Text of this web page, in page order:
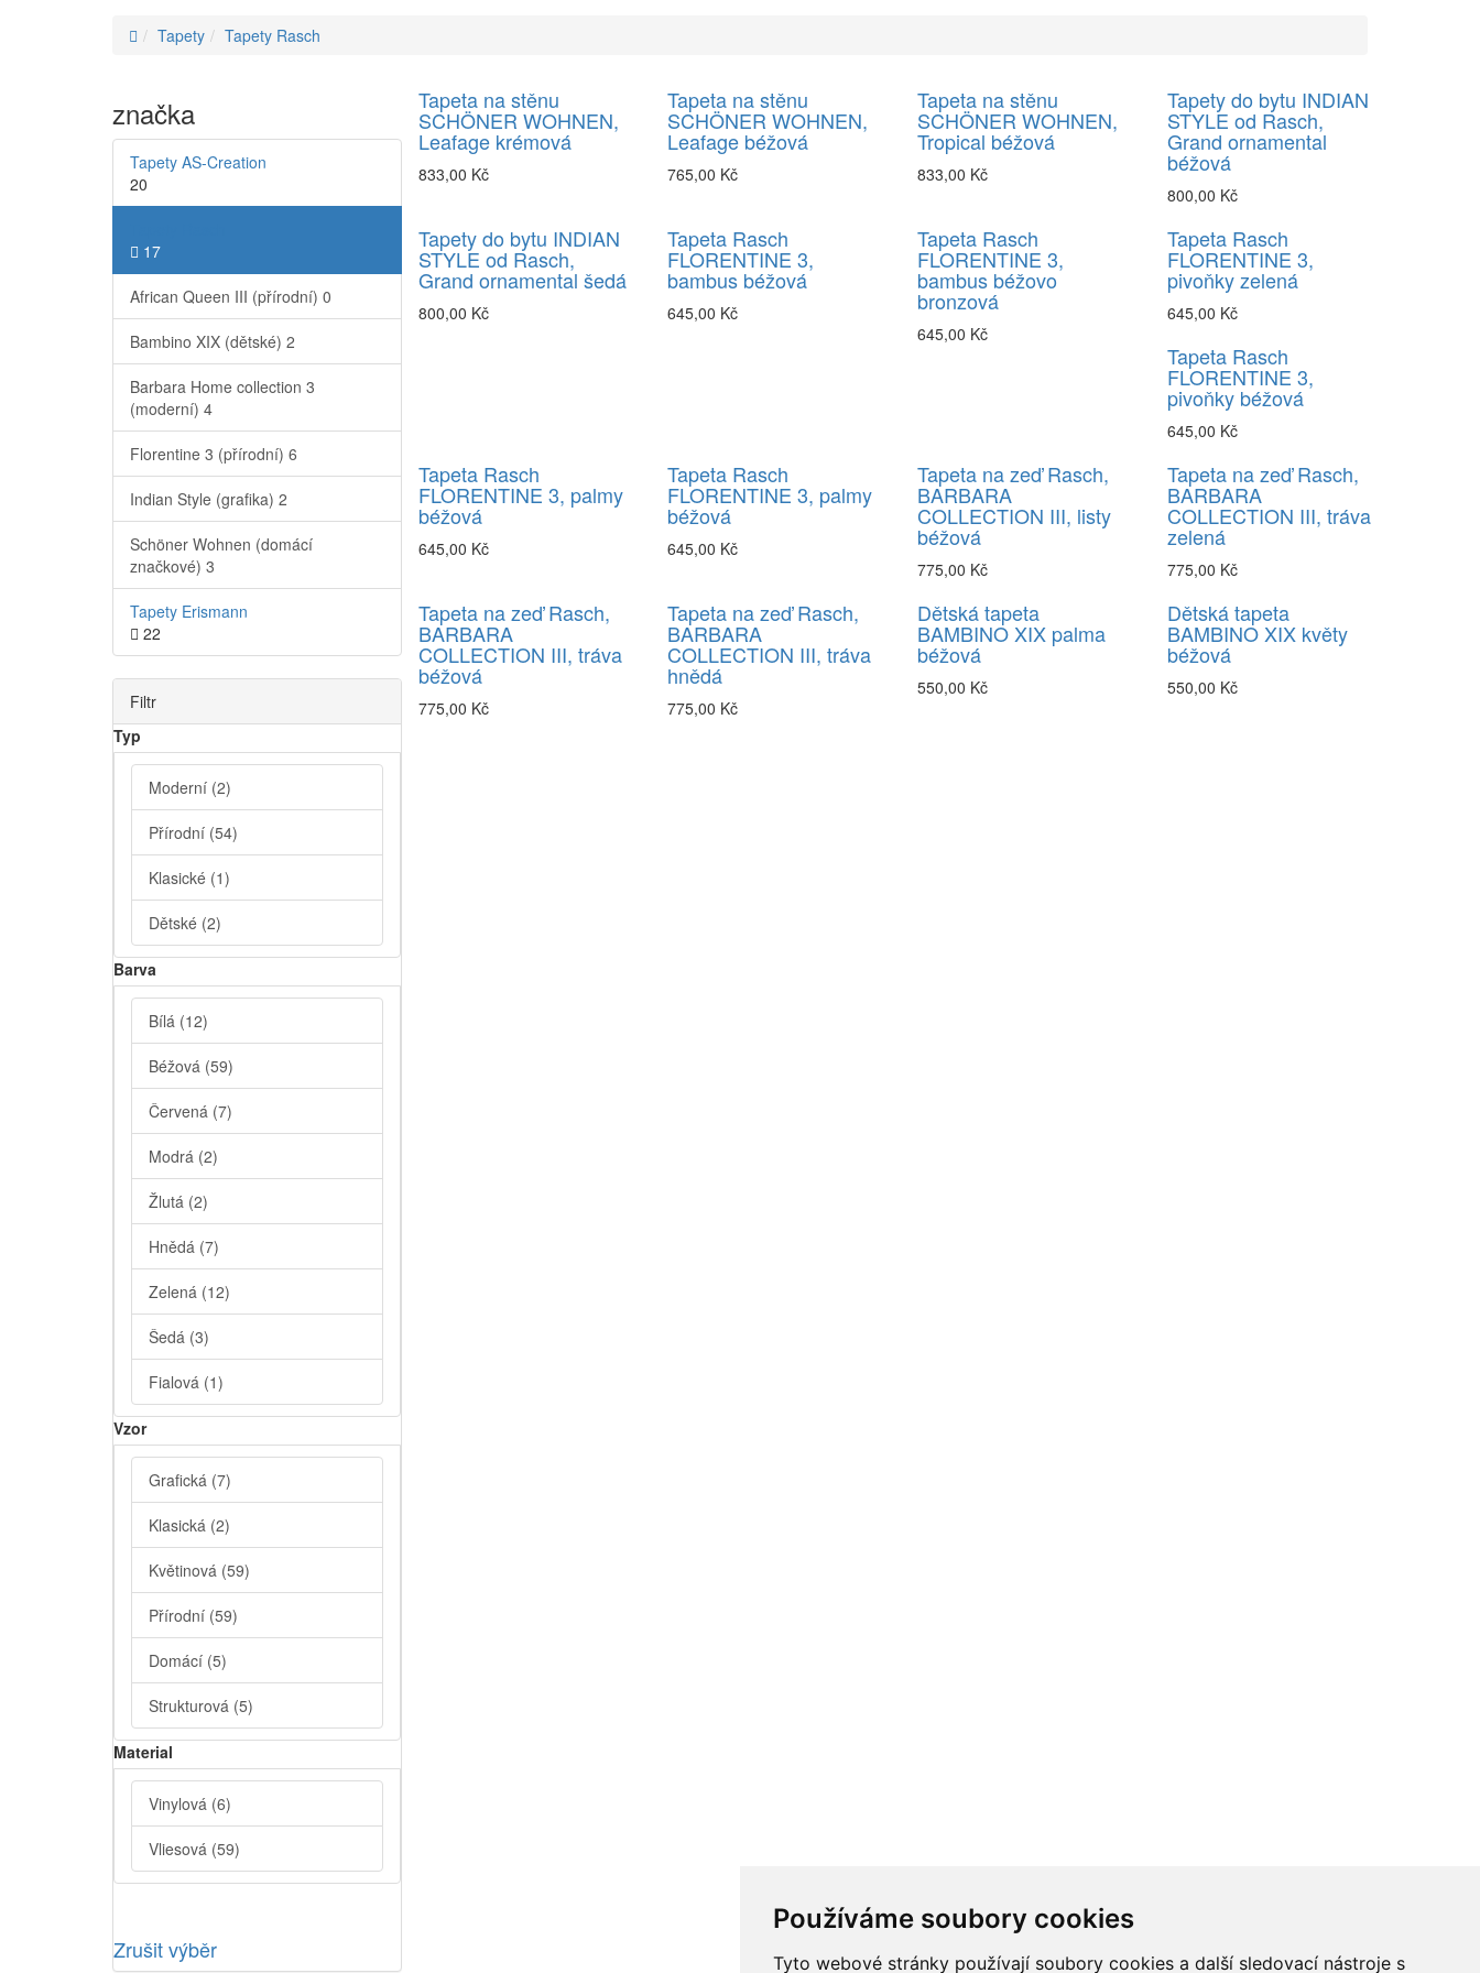
Používáme soubory cookies
Tyto webové stránky používají soubory cookies a další sledovací nástroje s
Tapety Tapety Rasch
značka
Tapety AS-Creation
20
17
African Queen III (přírodní) 0
Bambino XIX (dětské) 2
Barbara Home collection 3
(moderní) 4
Florentine 3 (přírodní) 6
Indian Style (grafika) 2
Schöner Wohnen (domácí
značkové) 3
Tapety Erismann
22
Filtr
Typ
Moderní (2)
Přírodní (54)
Klasické (1)
Dětské (2)
Barva
Bílá (12)
Béžová (59)
Červená (7)
Modrá (2)
Žlutá (2)
Hnědá (7)
Zelená (12)
Šedá (3)
Fialová (1)
Vzor
Grafická (7)
Klasická (2)
Květinová (59)
Přírodní (59)
Domácí (5)
Strukturová (5)
Material
Vinylová (6)
Vliesová (59)
Zrušit výběr
Tapeta na stěnu
SCHÖNER WOHNEN,
Leafage krémová
833,00 Kč
Tapeta na stěnu
SCHÖNER WOHNEN,
Leafage béžová
765,00 Kč
Tapeta na stěnu
SCHÖNER WOHNEN,
Tropical béžová
833,00 Kč
Tapety do bytu INDIAN
STYLE od Rasch,
Grand ornamental
béžová
800,00 Kč
Tapety do bytu INDIAN
STYLE od Rasch,
Grand ornamental šedá
800,00 Kč
Tapeta Rasch
FLORENTINE 3,
bambus béžová
645,00 Kč
Tapeta Rasch
FLORENTINE 3,
bambus béžovo
bronzová
645,00 Kč
Tapeta Rasch
FLORENTINE 3,
pivoňky zelená
645,00 Kč
Tapeta Rasch
FLORENTINE 3,
pivoňky béžová
645,00 Kč
Tapeta Rasch
FLORENTINE 3, palmy
béžová
645,00 Kč
Tapeta Rasch
FLORENTINE 3, palmy
béžová
645,00 Kč
Tapeta na zeď Rasch,
BARBARA
COLLECTION III, listy
béžová
775,00 Kč
Tapeta na zeď Rasch,
BARBARA
COLLECTION III, tráva
zelená
775,00 Kč
Tapeta na zeď Rasch,
BARBARA
COLLECTION III, tráva
béžová
775,00 Kč
Tapeta na zeď Rasch,
BARBARA
COLLECTION III, tráva
hnědá
775,00 Kč
Dětská tapeta
BAMBINO XIX palma
béžová
550,00 Kč
Dětská tapeta
BAMBINO XIX květy
béžová
550,00 Kč